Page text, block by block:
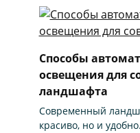
Способы
освещения для
ландшафта
Современный
красиво, но и удобно.